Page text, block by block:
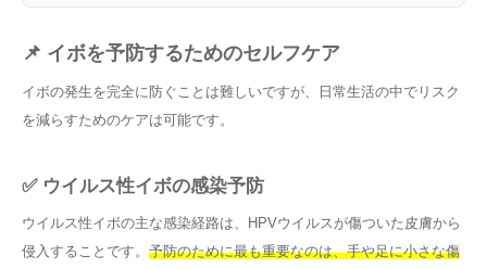
📌 イボを予防するためのセルフケア
イボの発生を完全に防ぐことは難しいですが、日常生活の中でリスク
を減らすためのケアは可能です。
✅ ウイルス性イボの感染予防
ウイルス性イボの主な感染経路は、HPVウイルスが傷ついた皮膚から
侵入することです。 予防のために最も重要なのは、手や足に小さな傷